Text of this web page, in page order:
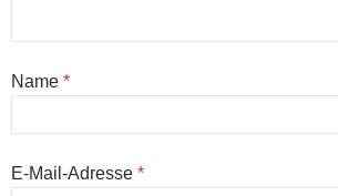
Name *
E-Mail-Adresse *